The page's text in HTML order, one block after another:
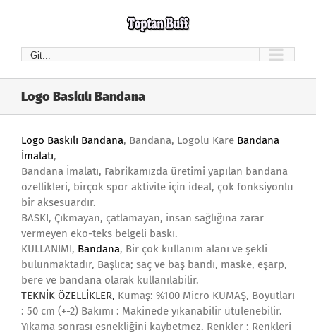
Git...
Logo Baskılı Bandana
Logo Baskılı Bandana, Bandana, Logolu Kare Bandana
İmalatı,
Bandana İmalatı, Fabrikamızda üretimi yapılan bandana
özellikleri, birçok spor aktivite için ideal, çok fonksiyonlu
bir aksesuardır.
BASKI, Çıkmayan, çatlamayan, insan sağlığına zarar
vermeyen eko-teks belgeli baskı.
KULLANIMI, Bandana, Bir çok kullanım alanı ve şekli
bulunmaktadır, Başlıca; saç ve baş bandı, maske, eşarp,
bere ve bandana olarak kullanılabilir.
TEKNİK ÖZELLİKLER, Kumaş: %100 Micro KUMAŞ, Boyutları
: 50 cm (+-2) Bakımı : Makinede yıkanabilir ütülenebilir.
Yıkama sonrası esnekliğini kaybetmez. Renkler : Renkleri